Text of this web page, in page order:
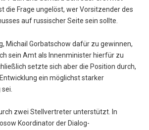
die Frage ungelöst, wer Vorsitzender des
auf russischer Seite sein sollte.
Michail Gorbatschow dafür zu gewinnen,
sein Amt als Innenminister hierfür zu
setzte sich aber die Position durch,
ein möglichst starker
zwei Stellvertreter unterstützt. In
Koordinator der Dialog-